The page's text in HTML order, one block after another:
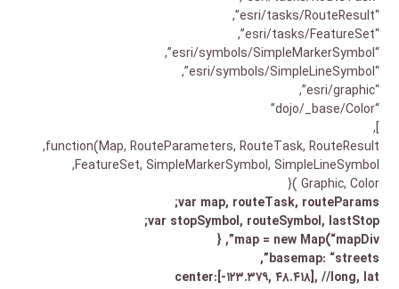
“esri/tasks/RouteResult”,
“esri/tasks/FeatureSet”,
“esri/symbols/SimpleMarkerSymbol”,
“esri/symbols/SimpleLineSymbol”,
“esri/graphic”,
“dojo/_base/Color”
],
function(Map, RouteParameters, RouteTask, RouteResult,
FeatureSet, SimpleMarkerSymbol, SimpleLineSymbol,
Graphic, Color ){
var map, routeTask, routeParams;
var stopSymbol, routeSymbol, lastStop;
map = new Map(“mapDiv”, {
basemap: “streets”,
center:[-۱۲۳.۳۷۹, ۴۸.۴۱۸], //long, lat